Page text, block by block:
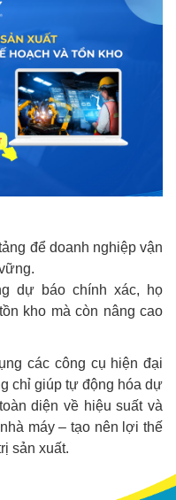
để doanh nghiệp vận
dự báo chính xác, họ
kho mà còn nâng cao
các công cụ hiện đại
chỉ giúp tự động hóa dự
diện về hiệu suất và
máy – tạo nên lợi thế
sản xuất.